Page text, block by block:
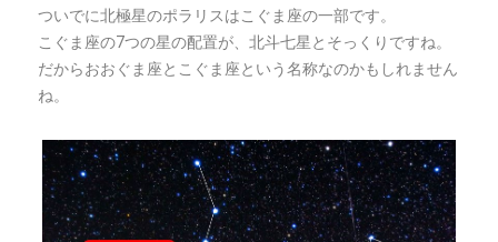
ついでに北極星のポラリスはこぐま座の一部です。
こぐま座の7つの星の配置が、北斗七星とそっくりですね。
だからおおぐま座とこぐま座という名称なのかもしれません
ね。